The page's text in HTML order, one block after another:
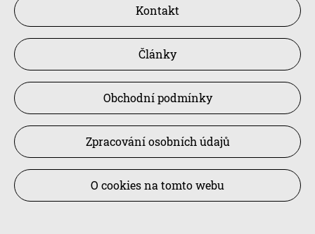
Kontakt
Články
Obchodní podmínky
Zpracování osobních údajů
O cookies na tomto webu